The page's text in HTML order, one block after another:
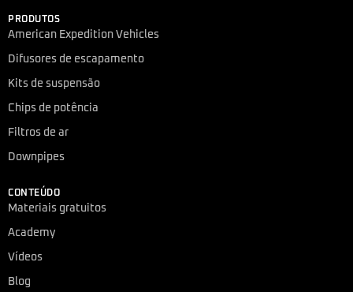
PRODUTOS
American Expedition Vehicles
Difusores de escapamento
Kits de suspensão
Chips de potência
Filtros de ar
Downpipes
CONTEÚDO
Materiais gratuitos
Academy
Vídeos
Blog